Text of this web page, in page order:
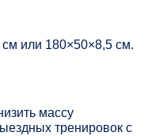
или 180×50×8,5 см.
массу
тренировок с